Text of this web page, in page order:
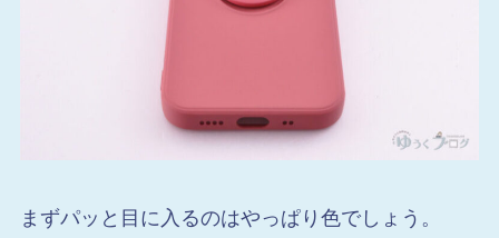
まずパッと目に入るのはやっぱり色でしょう。